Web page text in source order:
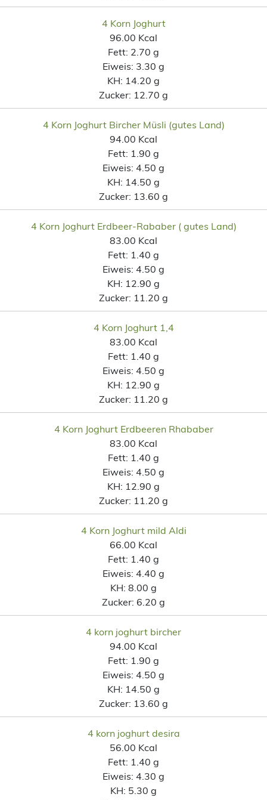
4 Korn Joghurt
96.00 Kcal
Fett: 2.70 g
Eiweis: 3.30 g
KH: 14.20 g
Zucker: 12.70 g
4 Korn Joghurt Bircher Müsli (gutes Land)
94.00 Kcal
Fett: 1.90 g
Eiweis: 4.50 g
KH: 14.50 g
Zucker: 13.60 g
4 Korn Joghurt Erdbeer-Rababer ( gutes Land)
83.00 Kcal
Fett: 1.40 g
Eiweis: 4.50 g
KH: 12.90 g
Zucker: 11.20 g
4 Korn Joghurt 1,4
83.00 Kcal
Fett: 1.40 g
Eiweis: 4.50 g
KH: 12.90 g
Zucker: 11.20 g
4 Korn Joghurt Erdbeeren Rhababer
83.00 Kcal
Fett: 1.40 g
Eiweis: 4.50 g
KH: 12.90 g
Zucker: 11.20 g
4 Korn Joghurt mild Aldi
66.00 Kcal
Fett: 1.40 g
Eiweis: 4.40 g
KH: 8.00 g
Zucker: 6.20 g
4 korn joghurt bircher
94.00 Kcal
Fett: 1.90 g
Eiweis: 4.50 g
KH: 14.50 g
Zucker: 13.60 g
4 korn joghurt desira
56.00 Kcal
Fett: 1.40 g
Eiweis: 4.30 g
KH: 5.30 g